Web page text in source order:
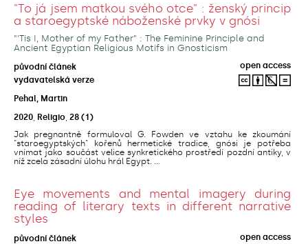
"To já jsem matkou svého otce" : ženský princip
a staroegyptské náboženské prvky v gnósi
"'Tis I, Mother of my Father" : The Feminine Principle and
Ancient Egyptian Religious Motifs in Gnosticism
původní článek
open access
vydavatelská verze
Pehal, Martin
2020 Religio 28 (1)
Jak pregnantně formuloval G. Fowden ve vztahu ke zkoumání
"staroegyptských" kořenů hermetické tradice, gnósi je potřeba
vnímat jako součást velice synkretického prostředí pozdní antiky, v
níž zcela zásadní úlohu hrál Egypt. ...
Eye movements and mental imagery during
reading of literary texts in different narrative
styles
původní článek
open access